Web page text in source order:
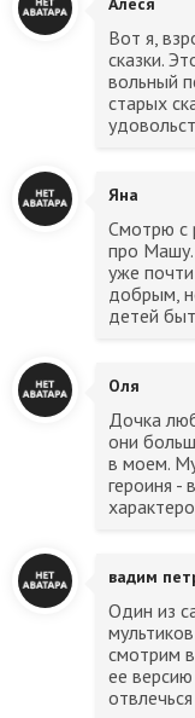
Вот я,
сказки.
вольный
старых
Яна
Смотрю с
про Машу.
уже почти
добрым,
детей
Оля
Дочка
они
в моем.
героиня -
вадим
Один из
смотрим
ее